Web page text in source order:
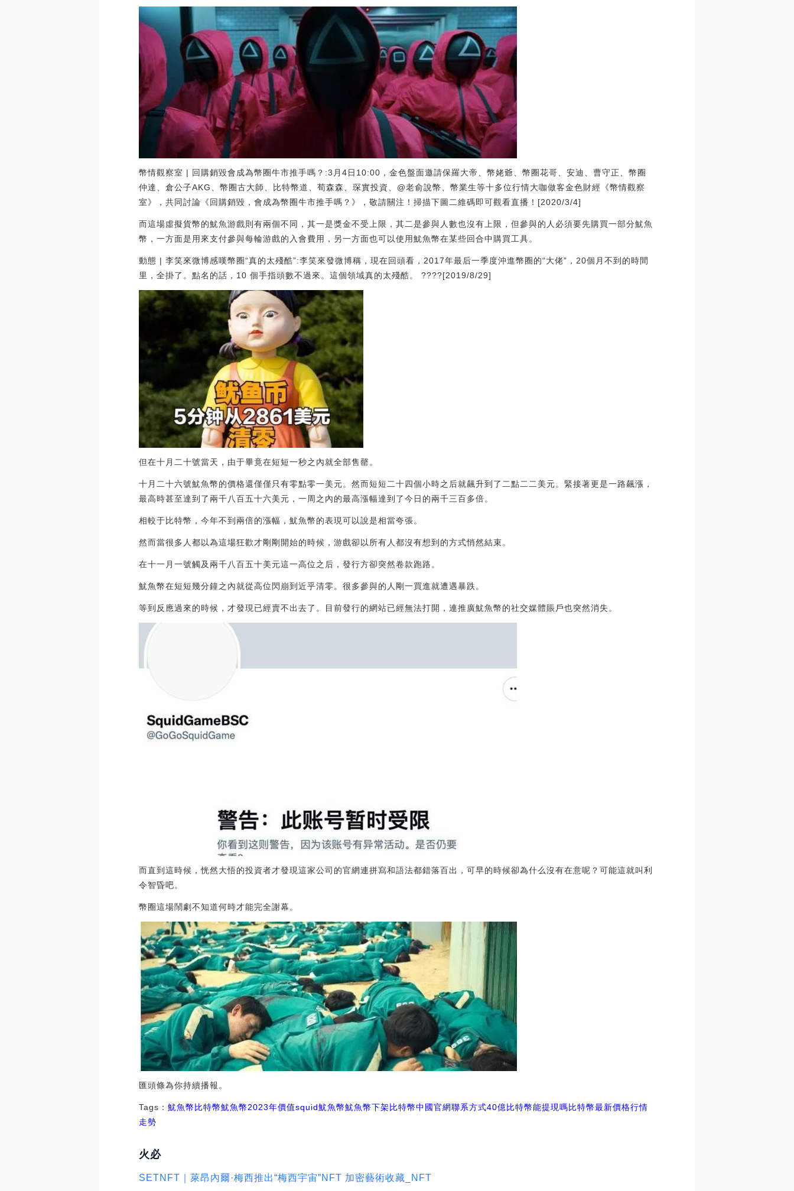
幣情觀察室 | 回購銷毀會成為幣圈牛市推手嗎？:3月4日10:00，金色盤面邀請保羅大帝、幣姥爺、幣圈花哥、安迪、曹守正、幣圈
仲達、倉公子AKG、幣圈古大師、比特幣道、荀森森、琛實投資、@老俞說幣、幣業生等十多位行情大咖做客金色財經《幣情觀察
室》，共同討論《回購銷毀，會成為幣圈牛市推手嗎？》，敬請關注！掃描下圖二維碼即可觀看直播！[2020/3/4]
而這場虛擬貨幣的魷魚游戲則有兩個不同，其一是獎金不受上限，其二是參與人數也沒有上限，但參與的人必須要先購買一部分魷魚
幣，一方面是用來支付參與每輪游戲的入會費用，另一方面也可以使用魷魚幣在某些回合中購買工具。
動態 | 李笑來微博感嘆幣圈“真的太殘酷”:李笑來發微博稱，現在回頭看，2017年最后一季度沖進幣圈的“大佬”，20個月不到的時間
里，全掛了。點名的話，10 個手指頭數不過來。這個領域真的太殘酷。 ????[2019/8/29]
但在十月二十號當天，由于畢竟在短短一秒之內就全部售罄。
十月二十六號魷魚幣的價格還僅僅只有零點零一美元。然而短短二十四個小時之后就飆升到了二點二二美元。緊接著更是一路飆漲，
最高時甚至達到了兩千八百五十六美元，一周之內的最高漲幅達到了今日的兩千三百多倍。
相較于比特幣，今年不到兩倍的漲幅，魷魚幣的表現可以說是相當夸張。
然而當很多人都以為這場狂歡才剛剛開始的時候，游戲卻以所有人都沒有想到的方式悄然結束。
在十一月一號觸及兩千八百五十美元這一高位之后，發行方卻突然卷款跑路。
魷魚幣在短短幾分鐘之內就從高位閃崩到近乎清零。很多參與的人剛一買進就遭遇暴跌。
等到反應過來的時候，才發現已經賣不出去了。目前發行的網站已經無法打開，連推廣魷魚幣的社交媒體賬戶也突然消失。
而直到這時候，恍然大悟的投資者才發現這家公司的官網連拼寫和語法都錯落百出，可早的時候卻為什么沒有在意呢？可能這就叫利
令智昏吧。
幣圈這場鬧劇不知道何時才能完全謝幕。
匯頭條為你持續播報。
Tags：魷魚幣 比特幣魷魚幣2023年價值squid魷魚幣魷魚幣下架比特幣中國官網聯系方式40億比特幣能提現嗎比特幣最新價格行情
走勢
火必
SETNFT｜萊昂內爾·梅西推出“梅西宇宙”NFT 加密藝術收藏_NFT